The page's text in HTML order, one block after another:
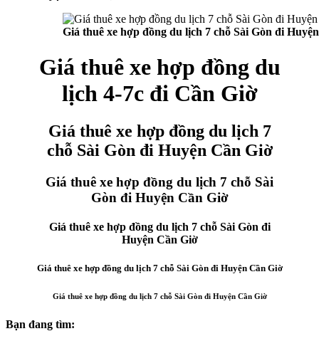
Giá thuê xe hợp đồng du lịch 7 chỗ Sài Gòn đi
Giá thuê xe hợp đồng du
lịch 4-7c đi Cần Giờ
Giá thuê xe hợp đồng du lịch 7
chỗ Sài Gòn đi Huyện Cần Giờ
Giá thuê xe hợp đồng du lịch 7 chỗ Sài
Gòn đi Huyện Cần Giờ
Giá thuê xe hợp đồng du lịch 7 chỗ Sài Gòn đi
Huyện Cần Giờ
Giá thuê xe hợp đồng du lịch 7 chỗ Sài Gòn đi Huyện Cần Giờ
Giá thuê xe hợp đồng du lịch 7 chỗ Sài Gòn đi Huyện Cần Giờ
Bạn đang tìm: